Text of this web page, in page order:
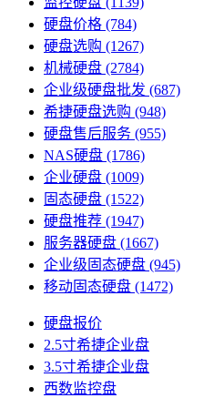
硬盘价格 (784)
硬盘选购 (1267)
机械硬盘 (2784)
企业级硬盘批发 (687)
希捷硬盘选购 (948)
硬盘售后服务 (955)
NAS硬盘 (1786)
企业硬盘 (1009)
固态硬盘 (1522)
硬盘推荐 (1947)
服务器硬盘 (1667)
企业级固态硬盘 (945)
移动固态硬盘 (1472)
硬盘报价
2.5寸希捷企业盘
3.5寸希捷企业盘
西数监控盘